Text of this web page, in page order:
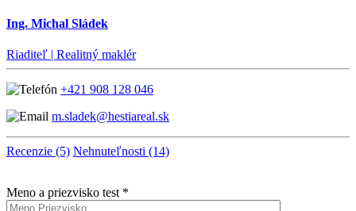
Ing. Michal Sládek
Riaditeľ | Realitný maklér
+421 908 128 046
m.sladek@hestiareal.sk
Recenzie (5) Nehnuteľnosti (14)
Meno a priezvisko test *